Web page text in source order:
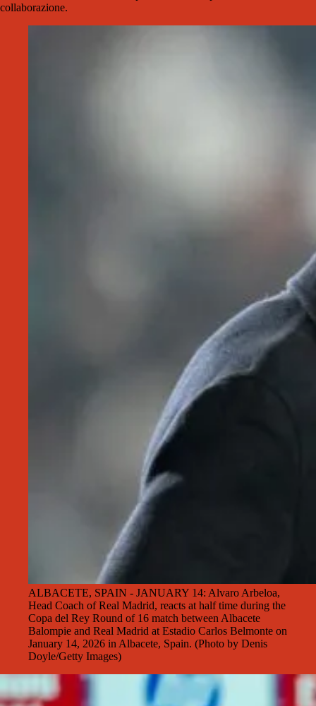
collaborazione.
ALBACETE, SPAIN - JANUARY 14: Alvaro Arbeloa,
Head Coach of Real Madrid, reacts at half time during the
Copa del Rey Round of 16 match between Albacete
Balompie and Real Madrid at Estadio Carlos Belmonte on
January 14, 2026 in Albacete, Spain. (Photo by Denis
Doyle/Getty Images)